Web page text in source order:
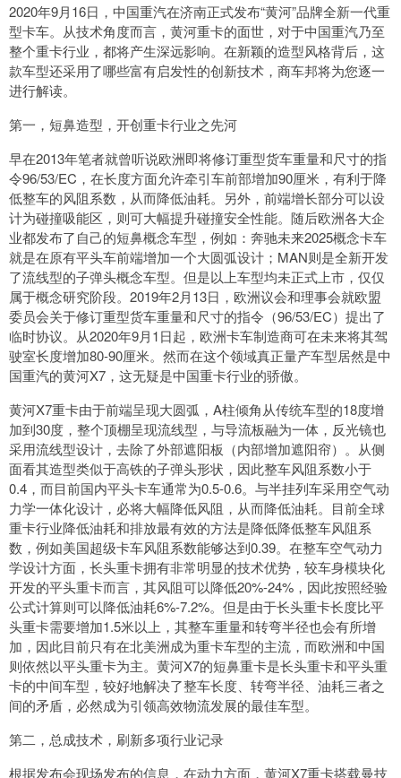
2020年9月16日，中国重汽在济南正式发布“黄河”品牌全新一代重
型卡车。从技术角度而言，黄河重卡的面世，对于中国重汽乃至
整个重卡行业，都将产生深远影响。在新颖的造型风格背后，这
款车型还采用了哪些富有启发性的创新技术，商车邦将为您逐一
进行解读。
第一，短鼻造型，开创重卡行业之先河
早在2013年笔者就曾听说欧洲即将修订重型货车重量和尺寸的指
令96/53/EC，在长度方面允许牵引车前部增加90厘米，有利于降
低整车的风阻系数，从而降低油耗。另外，前端增长部分可以设
计为碰撞吸能区，则可大幅提升碰撞安全性能。随后欧洲各大企
业都发布了自己的短鼻概念车型，例如：奔驰未来2025概念卡车
就是在原有平头车前端增加一个大圆弧设计；MAN则是全新开发
了流线型的子弹头概念车型。但是以上车型均未正式上市，仅仅
属于概念研究阶段。2019年2月13日，欧洲议会和理事会就欧盟
委员会关于修订重型货车重量和尺寸的指令（96/53/EC）提出了
临时协议。从2020年9月1日起，欧洲卡车制造商可在未来将其驾
驶室长度增加80-90厘米。然而在这个领域真正量产车型居然是中
国重汽的黄河X7，这无疑是中国重卡行业的骄傲。
黄河X7重卡由于前端呈现大圆弧，A柱倾角从传统车型的18度增
加到30度，整个顶棚呈现流线型，与导流板融为一体，反光镜也
采用流线型设计，去除了外部遮阳板（内部增加遮阳帘）。从侧
面看其造型类似于高铁的子弹头形状，因此整车风阻系数小于
0.4，而目前国内平头卡车通常为0.5-0.6。与半挂列车采用空气动
力学一体化设计，必将大幅降低风阻，从而降低油耗。目前全球
重卡行业降低油耗和排放最有效的方法是降低降低整车风阻系
数，例如美国超级卡车风阻系数能够达到0.39。在整车空气动力
学设计方面，长头重卡拥有非常明显的技术优势，较车身模块化
开发的平头重卡而言，其风阻可以降低20%-24%，因此按照经验
公式计算则可以降低油耗6%-7.2%。但是由于长头重卡长度比平
头重卡需要增加1.5米以上，其整车重量和转弯半径也会有所增
加，因此目前只有在北美洲成为重卡车型的主流，而欧洲和中国
则依然以平头重卡为主。黄河X7的短鼻重卡是长头重卡和平头重
卡的中间车型，较好地解决了整车长度、转弯半径、油耗三者之
间的矛盾，必然成为引领高效物流发展的最佳车型。
第二，总成技术，刷新多项行业记录
根据发布会现场发布的信息，在动力方面，黄河X7重卡搭载曼技